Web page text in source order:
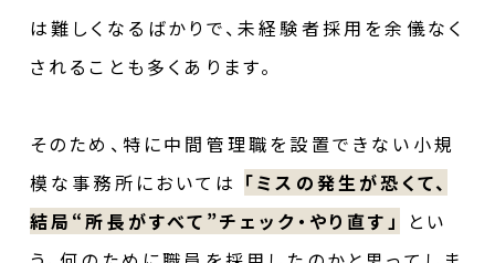
は難しくなるばかりで、未経験者採用を余儀なく
されることも多くあります。
そのため、特に中間管理職を設置できない小規
模な事務所においては 「ミスの発生が恐くて、
結局“所長がすべて”チェック・やり直す」
とい